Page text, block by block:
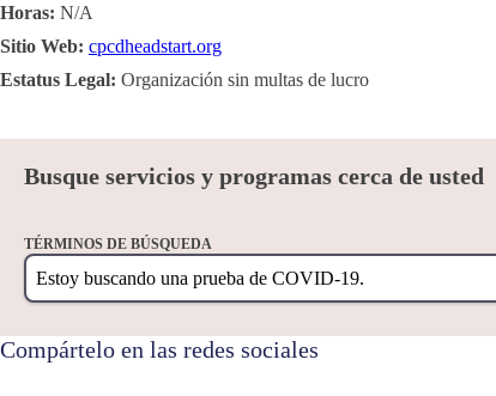
Horas: N/A
Sitio Web: cpcdheadstart.org
Estatus Legal: Organización sin multas de lucro
Busque servicios y programas cerca de usted
TÉRMINOS DE BÚSQUEDA
Compártelo en las redes sociales